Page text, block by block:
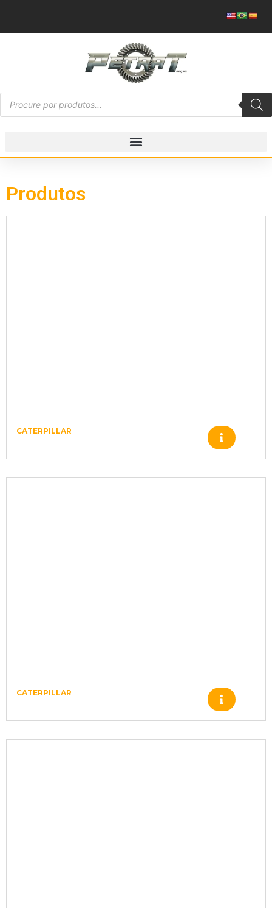
Produtos
CATERPILLAR
CATERPILLAR